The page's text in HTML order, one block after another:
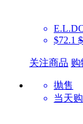
$72.1
关注商品 购
抛售
当天购